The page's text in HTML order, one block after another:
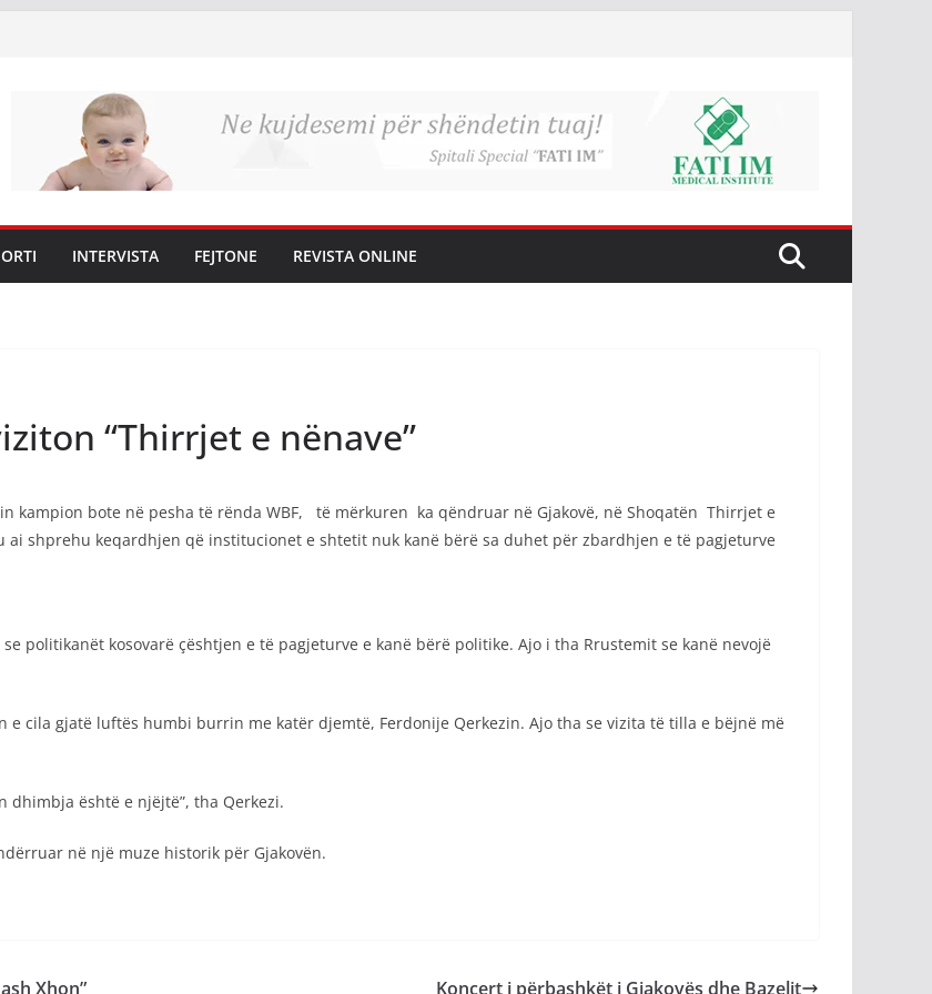
INTERVISTA FEJTONE REVISTA ONLINE
“Thirrjet e nënave”
kampion bote në pesha të rënda WBF, të mërkuren ka qëndruar në Gjakovë, në Shoqatën Thirrjet e
shprehu keqardhjen që institucionet e shtetit nuk kanë bërë sa duhet për zbardhjen e të pagjeturve
politikanët kosovarë çështjen e të pagjeturve e kanë bërë politike. Ajo i tha Rrustemit se kanë nevojë
cila gjatë luftës humbi burrin me katër djemtë, Ferdonije Qerkezin. Ajo tha se vizita të tilla e bëjnë më
dhimbja është e njëjtë”, tha Qerkezi.
në një muze historik për Gjakovën.
Xhon” Koncert i përbashkët i Gjakovës dhe Bazelit